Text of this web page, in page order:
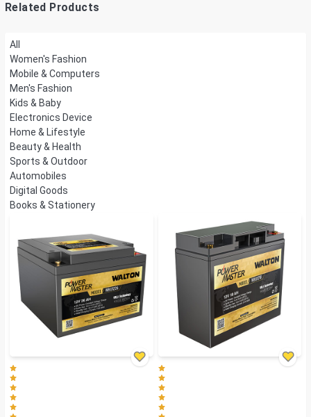
Related Products
All
Women's Fashion
Mobile & Computers
Men's Fashion
Kids & Baby
Electronics Device
Home & Lifestyle
Beauty & Health
Sports & Outdoor
Automobiles
Digital Goods
Books & Stationery